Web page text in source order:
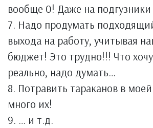
вообще 0! Даже на подгузники
7. Надо продумать
выхода на работу, учитывая
бюджет! Это трудно!!! Что
реально, надо думать…
8. Потравить тараканов в
много их!
9. … и т.д.